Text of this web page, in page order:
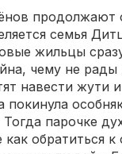
продолжают
семья
жильцы
чему не
навести жути и
покинула
Тогда парочке
как обратиться